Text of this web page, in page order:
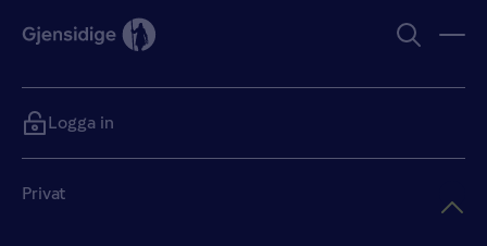
Privat
Logga in